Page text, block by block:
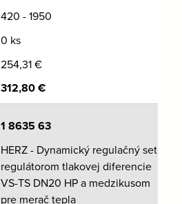
420 - 1950
0 ks
254,31€
312,80€
1 8635 63
HERZ - Dynamický regulačný set s
regulátorom tlakovej diferencie
VS-TS DN20 HP a medzikusom
pre merač tepla